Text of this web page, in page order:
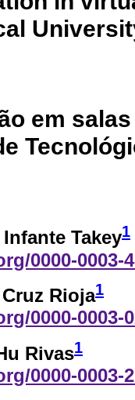
em
Takey1
0000-0003-
Rioja1
0000-0003-
Rivas1
0000-0003-